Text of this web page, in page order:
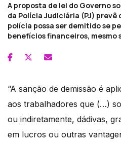
A proposta de lei do Governo
da Polícia Judiciária (PJ)
polícia possa ser demitido se
benefícios financeiros, mesmo
“A sanção de demissão é
aos trabalhadores que (…)
ou indiretamente, dádivas,
em lucros ou outras